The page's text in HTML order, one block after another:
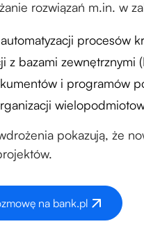
rozwiązań m.in. w
procesów
z bazami zewnętrznymi
i programów
pokazują, że
na bank.pl